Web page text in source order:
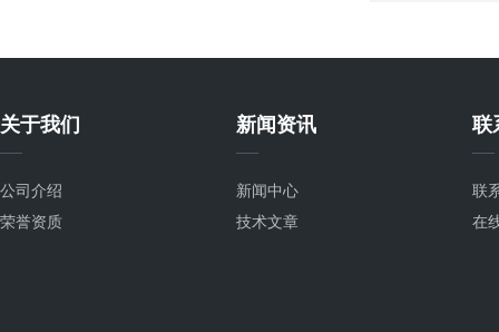
关于我们
公司介绍
荣誉资质
新闻资讯
新闻中心
技术文章
联
联
在